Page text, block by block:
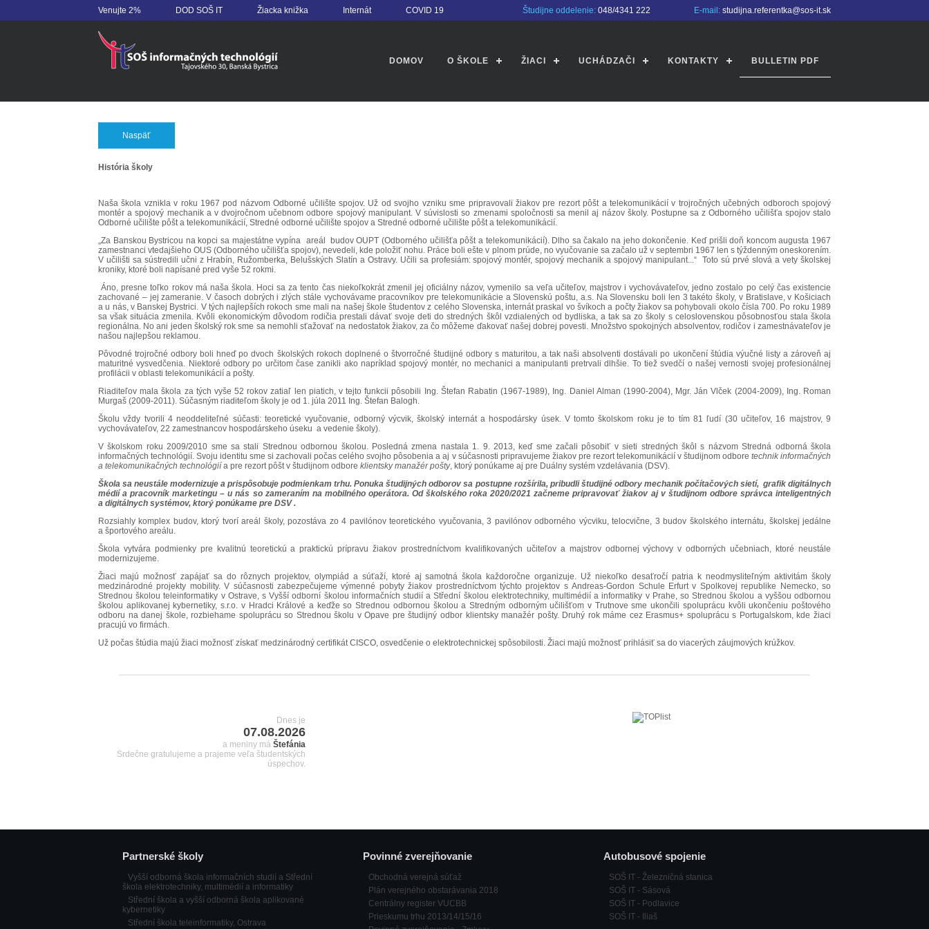
Venujte 2% DOD SOŠ IT Žiacka knižka Internát COVID 19 Študijne oddelenie: 048/4341 222 E-mail: studijna.referentka@sos-it.sk
DOMOV O ŠKOLE ŽIACI UCHÁDZAČI KONTAKTY BULLETIN PDF
Naspäť
História školy
Naša škola vznikla v roku 1967 pod názvom Odborné učilište spojov. Už od svojho vzniku sme pripravovali žiakov pre rezort pôšt a telekomunikácií v trojročných učebných odboroch spojový
montér a spojový mechanik a v dvojročnom učebnom odbore spojový manipulant. V súvislosti so zmenami spoločnosti sa menil aj názov školy. Postupne sa z Odborného učilišťa spojov stalo
Odborné učilište pôšt a telekomunikácií, Stredné odborné učilište spojov a Stredné odborné učilište pôšt a telekomunikácií.
„Za Banskou Bystricou na kopci sa majestátne vypína areál budov OUPT (Odborného učilišťa pôšt a telekomunikácií). Dlho sa čakalo na jeho dokončenie. Keď prišli doň koncom augusta 1967
zamestnanci vtedajšieho OUS (Odborného učilišťa spojov), nevedeli, kde položiť nohu. Práce boli ešte v plnom prúde, no vyučovanie sa začalo už v septembri 1967 len s týždenným oneskorením.
V učilišti sa sústredili učni z Hrabín, Ružomberka, Belušských Slatín a Ostravy. Učili sa profesiám: spojový montér, spojový mechanik a spojový manipulant...“ Toto sú prvé slová a vety školskej
kroniky, ktoré boli napísané pred vyše 52 rokmi.
Áno, presne toľko rokov má naša škola. Hoci sa za tento čas niekoľkokrát zmenil jej oficiálny názov, vymenilo sa veľa učiteľov, majstrov i vychovávateľov, jedno zostalo po celý čas existencie
zachované – jej zameranie. V časoch dobrých i zlých stále vychovávame pracovníkov pre telekomunikácie a Slovenskú poštu, a.s. Na Slovensku boli len 3 takéto školy, v Bratislave, v Košiciach
a u nás, v Banskej Bystrici. V tých najlepších rokoch sme mali na našej škole študentov z celého Slovenska, internát praskal vo švíkoch a počty žiakov sa pohybovali okolo čísla 700. Po roku 1989
sa však situácia zmenila. Kvôli ekonomickým dôvodom rodičia prestali dávať svoje deti do stredných škôl vzdialených od bydliska, a tak sa zo školy s celoslovenskou pôsobnosťou stala škola
regionálna. No ani jeden školský rok sme sa nemohli sťažovať na nedostatok žiakov, za čo môžeme ďakovať našej dobrej povesti. Množstvo spokojných absolventov, rodičov i zamestnávateľov je
našou najlepšou reklamou.
Pôvodné trojročné odbory boli hneď po dvoch školských rokoch doplnené o štvorročné študijné odbory s maturitou, a tak naši absolventi dostávali po ukončení štúdia výučné listy a zároveň aj
maturitné vysvedčenia. Niektoré odbory po určitom čase zanikli ako napríklad spojový montér, no mechanici a manipulanti pretrvali dlhšie. To tiež svedčí o našej vernosti svojej profesionálnej
profilácii v oblasti telekomunikácií a pošty.
Riaditeľov mala škola za tých vyše 52 rokov zatiaľ len piatich, v tejto funkcii pôsobili Ing. Štefan Rabatin (1967-1989), Ing. Daniel Alman (1990-2004), Mgr. Ján Vlček (2004-2009), Ing. Roman
Murgaš (2009-2011). Súčasným riaditeľom školy je od 1. júla 2011 Ing. Štefan Balogh.
Školu vždy tvorili 4 neoddeliteľné súčasti: teoretické vyučovanie, odborný výcvik, školský internát a hospodársky úsek. V tomto školskom roku je to tím 81 ľudí (30 učiteľov, 16 majstrov, 9
vychovávateľov, 22 zamestnancov hospodárskeho úseku a vedenie školy).
V školskom roku 2009/2010 sme sa stali Strednou odbornou školou. Posledná zmena nastala 1. 9. 2013, keď sme začali pôsobiť v sieti stredných škôl s názvom Stredná odborná škola
informačných technológií. Svoju identitu sme si zachovali počas celého svojho pôsobenia a aj v súčasnosti pripravujeme žiakov pre rezort telekomunikácií v študijnom odbore technik informačných
a telekomunikačných technológií a pre rezort pôšt v študijnom odbore klientsky manažér pošty, ktorý ponúkame aj pre Duálny systém vzdelávania (DSV).
Škola sa neustále modernizuje a prispôsobuje podmienkam trhu. Ponuka študijných odborov sa postupne rozšírila, pribudli študijné odbory mechanik počítačových sietí, grafik digitálnych
médií a pracovník marketingu – u nás so zameraním na mobilného operátora. Od školského roka 2020/2021 začneme pripravovať žiakov aj v študijnom odbore správca inteligentných
a digitálnych systémov, ktorý ponúkame pre DSV .
Rozsiahly komplex budov, ktorý tvorí areál školy, pozostáva zo 4 pavilónov teoretického vyučovania, 3 pavilónov odborného výcviku, telocvične, 3 budov školského internátu, školskej jedálne
a športového areálu.
Škola vytvára podmienky pre kvalitnú teoretickú a praktickú prípravu žiakov prostredníctvom kvalifikovaných učiteľov a majstrov odbornej výchovy v odborných učebniach, ktoré neustále
modernizujeme.
Žiaci majú možnosť zapájať sa do rôznych projektov, olympiád a súťaží, ktoré aj samotná škola každoročne organizuje. Už niekoľko desaťročí patria k neodmysliteľným aktivitám školy
medzinárodné projekty mobility. V súčasnosti zabezpečujeme výmenné pobyty žiakov prostredníctvom týchto projektov s Andreas-Gordon Schule Erfurt v Spolkovej republike Nemecko, so
Strednou školou teleinformatiky v Ostrave, s Vyšší odborní školou informačních studií a Střední školou elektrotechniky, multimédií a informatiky v Prahe, so Strednou školou a vyššou odbornou
školou aplikovanej kybernetiky, s.r.o. v Hradci Králové a keďže so Strednou odbornou školou a Stredným odborným učilišťom v Trutnove sme ukončili spoluprácu kvôli ukončeniu poštového
odboru na danej škole, rozbiehame spoluprácu so Strednou školu v Opave pre študijný odbor klientsky manažér pošty. Druhý rok máme cez Erasmus+ spoluprácu s Portugalskom, kde žiaci
pracujú vo firmách.
Už počas štúdia majú žiaci možnosť získať medzinárodný certifikát CISCO, osvedčenie o elektrotechnickej spôsobilosti. Žiaci majú možnosť prihlásiť sa do viacerých záujmových krúžkov.
Dnes je
07.08.2026
a meniny má Štefánia
Srdečne gratulujeme a prajeme veľa študentských
úspechov.
Partnerské školy
Vyšší odborná škola informačních studií a Střední
škola elektrotechniky, multimédií a informatiky
Střední škola a vyšší odborná škola aplikované
kybernetiky
Střední škola teleinformatiky, Ostrava
Povinné zverejňovanie
Obchodná verejná súťaž
Plán verejného obstarávania 2018
Centrálny register VUCBB
Prieskumu trhu 2013/14/15/16
Autobusové spojenie
SOŠ IT - Železničná stanica
SOŠ IT - Sásová
SOŠ IT - Podlavice
SOŠ IT - Iliaš